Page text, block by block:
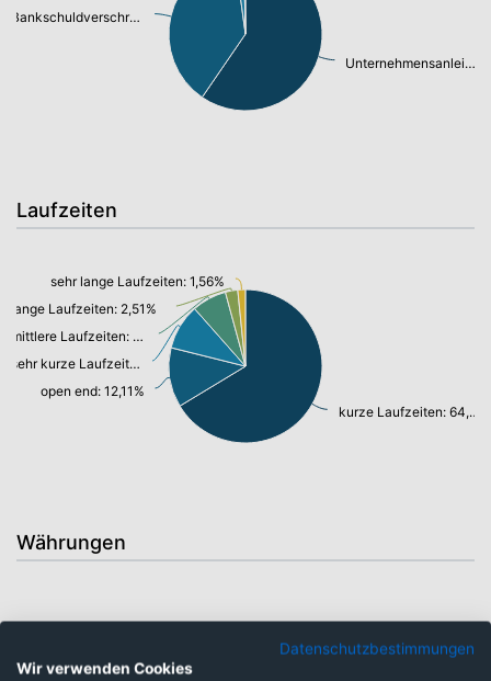
Unternehmensanleihen: 57,48%
Bankschuldverschreibung: 36,92%
Laufzeiten
kurze Laufzeiten: 64,03%
open end: 12,11%
sehr kurze Laufzeiten: 9,23%
mittlere Laufzeiten: 7,06%
lange Laufzeiten: 2,51%
sehr lange Laufzeiten: 1,56%
Währungen
Datenschutzbestimmungen
Wir verwenden Cookies